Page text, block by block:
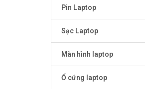
Pin Laptop
Sạc Laptop
Màn hình laptop
Ổ cứng laptop
MÀN HÌNH